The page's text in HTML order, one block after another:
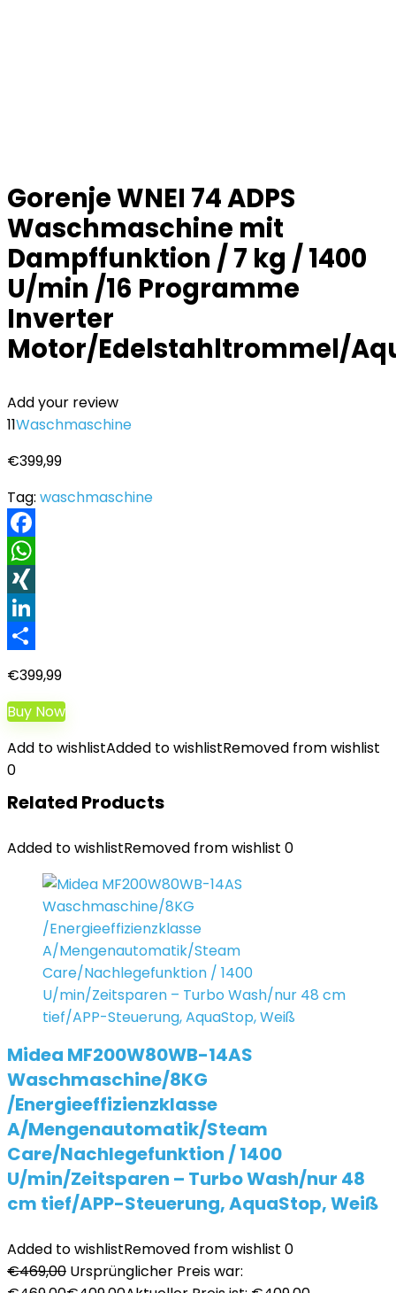
Gorenje WNEI 74 ADPS
Waschmaschine mit
Dampffunktion / 7 kg / 1400
U/min /16 Programme
Inverter
Motor/Edelstahltrommel/
Add your review
11Waschmaschine
€399,99
Tag: waschmaschine
Facebook
WhatsApp
XING
LinkedIn
€399,99
Buy Now
Add to wishlistAdded to wishlistRemoved from wishlist
0
Related Products
Added to wishlistRemoved from wishlist 0
Midea MF200W80WB-14AS
Waschmaschine/8KG
/Energieeffizienzklasse
A/Mengenautomatik/Steam
Care/Nachlegefunktion / 1400
U/min/Zeitsparen – Turbo Wash/nur 48
cm tief/APP-Steuerung, AquaStop, Weiß
Added to wishlistRemoved from wishlist 0
€469,00 Ursprünglicher Preis war: